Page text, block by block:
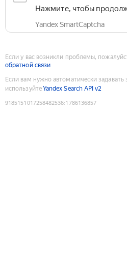
Нажмите, чтобы
Yandex SmartCaptcha
Если у вас возникли проблемы,
обратной связи
Если вам нужно автоматически задавать
используйтеYandex Search API v2
9185151017258482536:1786136857